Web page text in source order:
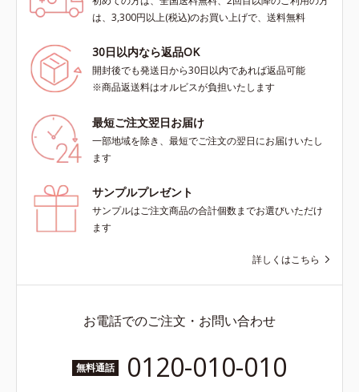
は、3,300円以上(税込)のお買い上げで、送料無料
30日以内なら返品OK
開封後でも発送日から30日以内であれば返品可能
※商品返送料はオルビスが負担いたします
最短ご注文翌日お届け
一部地域を除き、最短でご注文の翌日にお届けいたし
ます
サンプルプレゼント
サンプルはご注文商品の合計個数までお選びいただけ
ます
詳しくはこちら
お電話でのご注文・お問い合わせ
無料通話 0120-010-010